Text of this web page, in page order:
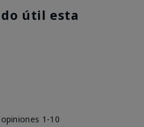
útil esta
1-10